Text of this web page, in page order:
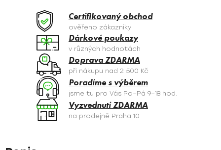
Certifikovaný obchod
ověřeno zákazníky
Dárkové poukazy
v různých hodnotách
Doprava ZDARMA
při nákupu nad 2 500 Kč
Poradíme s výběrem
jsme tu pro Vás Po–Pá 9–18 hod.
Vyzvednutí ZDARMA
na prodejně Praha 10